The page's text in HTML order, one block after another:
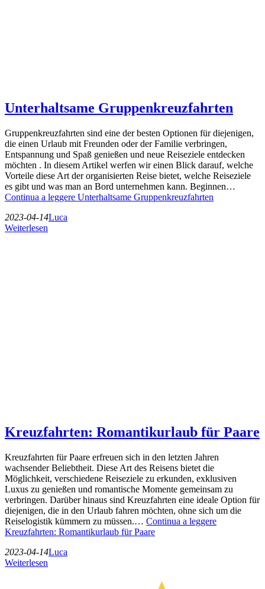
Unterhaltsame Gruppenkreuzfahrten
Gruppenkreuzfahrten sind eine der besten Optionen für diejenigen,
die einen Urlaub mit Freunden oder der Familie verbringen,
Entspannung und Spaß genießen und neue Reiseziele entdecken
möchten . In diesem Artikel werfen wir einen Blick darauf, welche
Vorteile diese Art der organisierten Reise bietet, welche Reiseziele
es gibt und was man an Bord unternehmen kann. Beginnen…
Continua a leggere Unterhaltsame Gruppenkreuzfahrten
2023-04-14Luca
Weiterlesen
Kreuzfahrten: Romantikurlaub für Paare
Kreuzfahrten für Paare erfreuen sich in den letzten Jahren
wachsender Beliebtheit. Diese Art des Reisens bietet die
Möglichkeit, verschiedene Reiseziele zu erkunden, exklusiven
Luxus zu genießen und romantische Momente gemeinsam zu
verbringen. Darüber hinaus sind Kreuzfahrten eine ideale Option für
diejenigen, die in den Urlaub fahren möchten, ohne sich um die
Reiselogistik kümmern zu müssen.… Continua a leggere
Kreuzfahrten: Romantikurlaub für Paare
2023-04-14Luca
Weiterlesen